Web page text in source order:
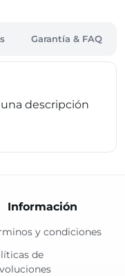
Garantía & FAQ
descripción
Información
y condiciones
de